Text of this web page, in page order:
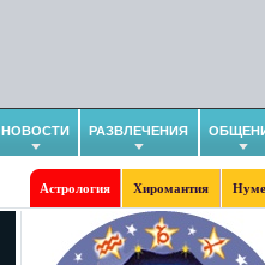
НОВОСТИ РАЗВЛЕЧЕНИЯ
Астрология Хиромантия